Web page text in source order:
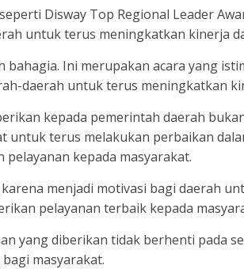
Disway Top Regional Leader
untuk terus meningkatkan kinerja
bahagia. Ini merupakan acara yang
daerah untuk terus meningkatkan
kepada pemerintah daerah
untuk terus melakukan perbaikan
kepada masyarakat.
menjadi motivasi bagi daerah
pelayanan terbaik kepada
yang diberikan tidak berhenti pada
masyarakat.